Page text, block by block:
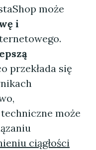
może
i
przekłada się
może
ciągłości